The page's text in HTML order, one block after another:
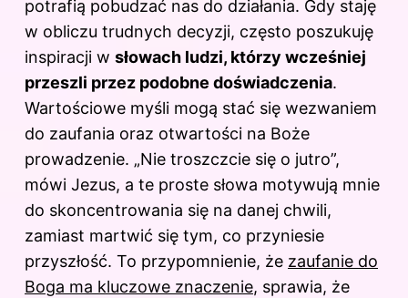
potrafią pobudzać nas do działania. Gdy staję
w obliczu trudnych decyzji, często poszukuję
inspiracji w słowach ludzi, którzy wcześniej
przeszli przez podobne doświadczenia.
Wartościowe myśli mogą stać się wezwaniem
do zaufania oraz otwartości na Boże
prowadzenie. „Nie troszczcie się o jutro”,
mówi Jezus, a te proste słowa motywują mnie
do skoncentrowania się na danej chwili,
zamiast martwić się tym, co przyniesie
przyszłość. To przypomnienie, że zaufanie do
Boga ma kluczowe znaczenie, sprawia, że